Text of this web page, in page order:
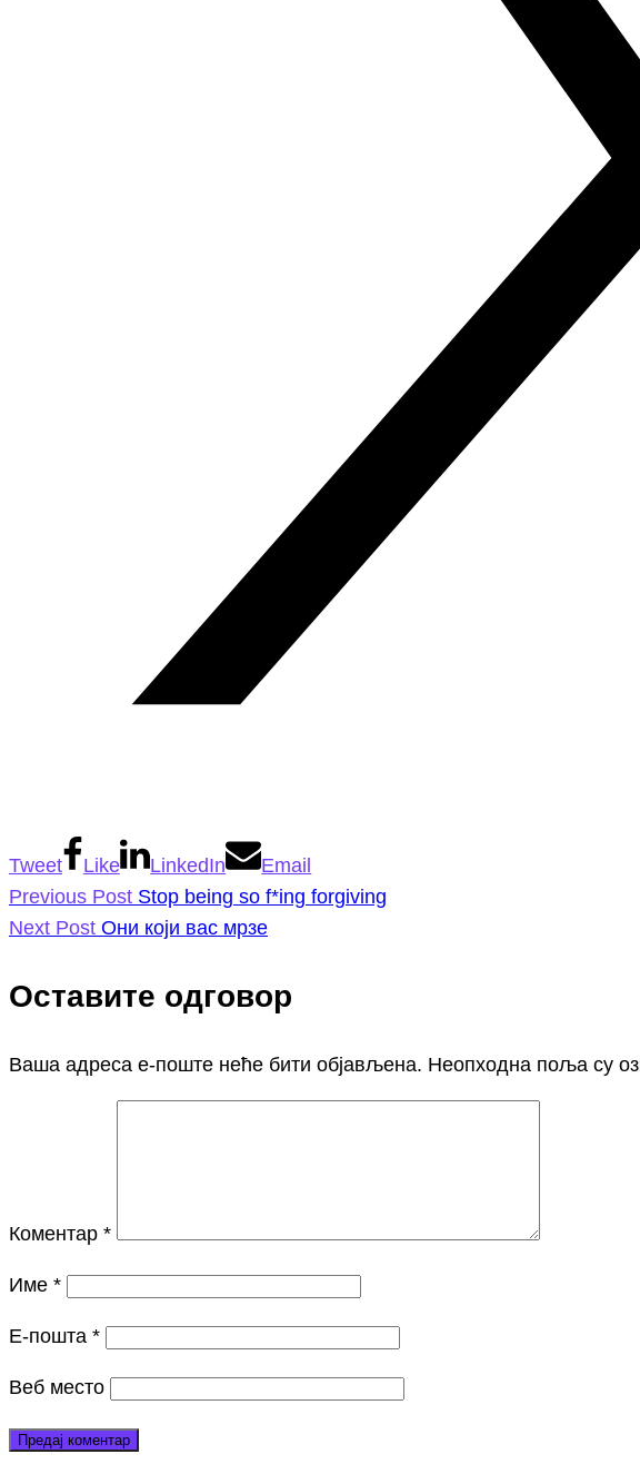
Tweet Like LinkedIn
Email
Previous Post Stop being so f*ing forgiving
Next Post Они који вас мрзе
Оставите одговор
Ваша адреса е-поште неће бити објављена. Неопходна поља су
Коментар *
Име *
Е-пошта *
Веб место